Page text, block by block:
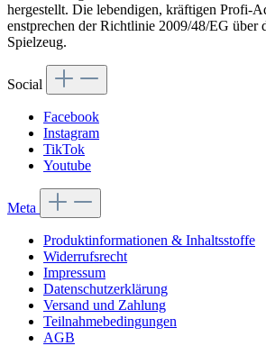
hergestellt. Die lebendigen, kräftigen Profi-
enstprechen der Richtlinie 2009/48/EG über
Spielzeug.
Social
Facebook
Instagram
TikTok
Youtube
Meta
Produktinformationen & Inhaltsstoffe
Widerrufsrecht
Impressum
Datenschutzerklärung
Versand und Zahlung
Teilnahmebedingungen
AGB